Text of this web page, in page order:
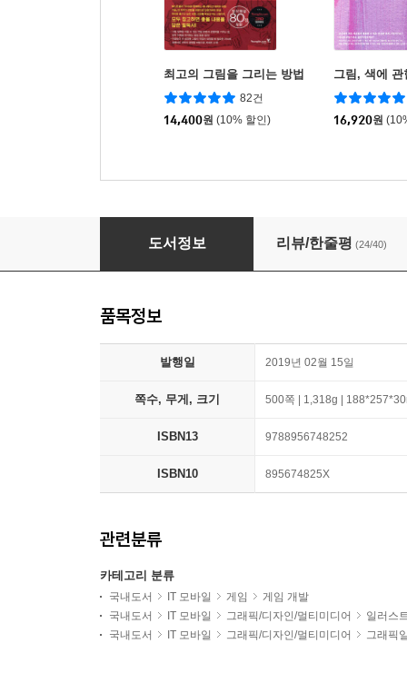
최고의 그림을 그리는 방법
82건
14,400원 (10% 할인)
그림, 색에 관
16,920원
로호의 배경 일러스트 메이킹
도서정보 리뷰/한줄평 (24/40)
품목정보
발행일 2019년 02월 15일
쪽수, 무게, 크기 500쪽 | 1,318g |
ISBN13 9788956748252
ISBN10 895674825X
관련분류
카테고리 분류
국내도서 IT 모바일 게임
게임 개발
국내도서
IT 모바일 그래픽/디자인/멀티미디어
일러스
국내도서
IT 모바일 그래픽/디자인/멀티미디어 그래픽